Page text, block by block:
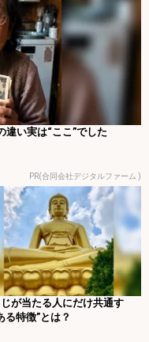
違い実は“ここ”でした
PR(合同会社デジタルファーム )
が当たる人にだけ共通す
る特徴”とは？